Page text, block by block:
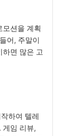
모션을 계획
어, 주말이
하면 많은 고
하여 텔레
게임 리뷰,